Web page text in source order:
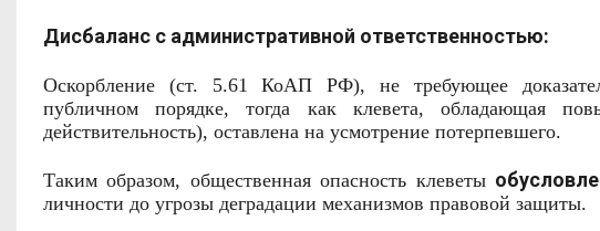
Дисбаланс с административной ответственностью:
Оскорбление (ст. 5.61 КоАП РФ), не требующее
публичном порядке, тогда как клевета, обладающая
действительность), оставлена на усмотрение потерпевшего.
Таким образом, общественная опасность клеветы
личности до угрозы деградации механизмов правовой защиты.